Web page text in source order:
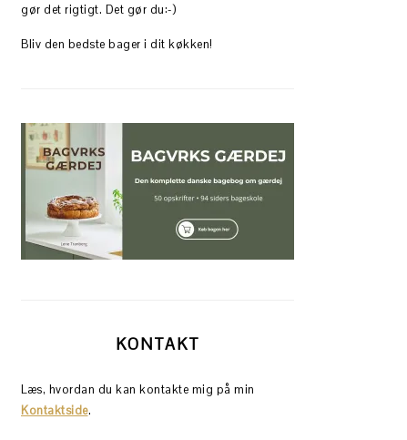
gør det rigtigt. Det gør du:-)
Bliv den bedste bager i dit køkken!
KONTAKT
Læs, hvordan du kan kontakte mig på min
Kontaktside.